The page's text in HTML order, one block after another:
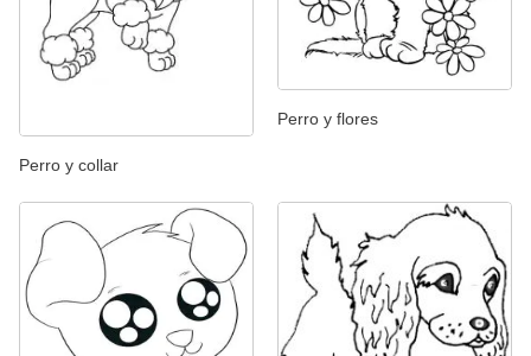
Perro y collar
Perro y flores